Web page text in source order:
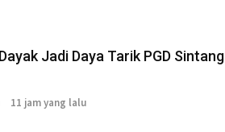
Jadi Daya Tarik PGD Sintang
11 jam yang lalu